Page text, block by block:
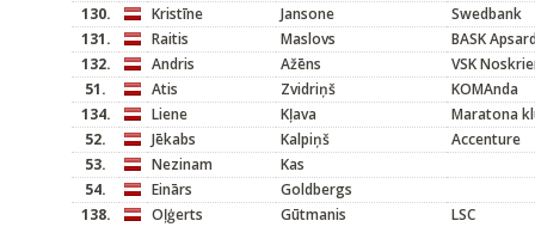
130.
Kristīne Jansone
Swedbank
131.
Raitis Maslovs
BASK
132.
Andris Ažēns
VSK
51.
Atis Zvidriņš
KOMAnda
134.
Liene Kļava
Maratona
52.
Jēkabs Kalpiņš
Accenture
53.
Nezinam
Kas
54.
Einārs
Goldbergs
138.
Oļģerts Gūtmanis
LSC